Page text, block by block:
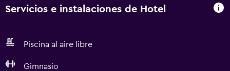
Servicios e instalaciones de Hotel
Piscina al aire libre
Gimnasio